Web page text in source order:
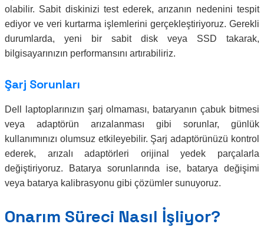
olabilir. Sabit diskinizi test ederek, arızanın nedenini tespit
ediyor ve veri kurtarma işlemlerini gerçekleştiriyoruz. Gerekli
durumlarda, yeni bir sabit disk veya SSD takarak,
bilgisayarınızın performansını artırabiliriz.
Şarj Sorunları
Dell laptoplarınızın şarj olmaması, bataryanın çabuk bitmesi
veya adaptörün arızalanması gibi sorunlar, günlük
kullanımınızı olumsuz etkileyebilir. Şarj adaptörünüzü kontrol
ederek, arızalı adaptörleri orijinal yedek parçalarla
değiştiriyoruz. Batarya sorunlarında ise, batarya değişimi
veya batarya kalibrasyonu gibi çözümler sunuyoruz.
Onarım Süreci Nasıl İşliyor?